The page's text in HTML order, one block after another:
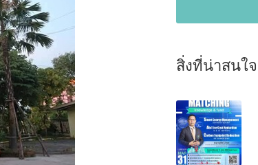
สิ่งที่น่าสนใจ